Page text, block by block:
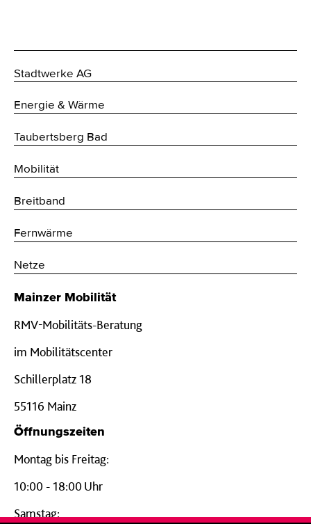
Stadtwerke AG
Energie & Wärme
Taubertsberg Bad
Mobilität
Breitband
Fernwärme
Netze
Mainzer Mobilität
RMV-Mobilitäts-Beratung
im Mobilitätscenter
Schillerplatz 18
55116 Mainz
Öffnungszeiten
Montag bis Freitag:
10:00 - 18:00 Uhr
Samstag: